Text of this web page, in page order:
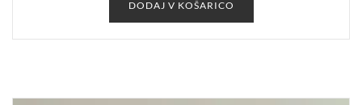
DODAJ V KOŠARICO